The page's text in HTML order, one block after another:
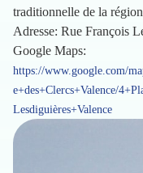
traditionnelle de la
Adresse: Rue François
Google Maps:
https://www.google.com/
e+des+Clercs+Valence/
Lesdiguières+Valence